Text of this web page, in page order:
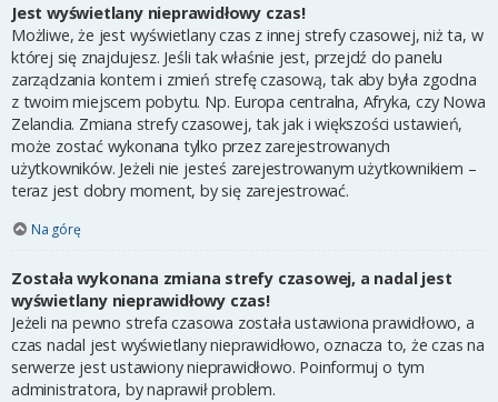
Jest wyświetlany nieprawidłowy czas!
Możliwe, że jest wyświetlany czas z innej strefy czasowej, niż ta, w
której się znajdujesz. Jeśli tak właśnie jest, przejdź do panelu
zarządzania kontem i zmień strefę czasową, tak aby była zgodna
z twoim miejscem pobytu. Np. Europa centralna, Afryka, czy Nowa
Zelandia. Zmiana strefy czasowej, tak jak i większości ustawień,
może zostać wykonana tylko przez zarejestrowanych
użytkowników. Jeżeli nie jesteś zarejestrowanym użytkownikiem –
teraz jest dobry moment, by się zarejestrować.
Na górę
Została wykonana zmiana strefy czasowej, a nadal jest
wyświetlany nieprawidłowy czas!
Jeżeli na pewno strefa czasowa została ustawiona prawidłowo, a
czas nadal jest wyświetlany nieprawidłowo, oznacza to, że czas na
serwerze jest ustawiony nieprawidłowo. Poinformuj o tym
administratora, by naprawił problem.